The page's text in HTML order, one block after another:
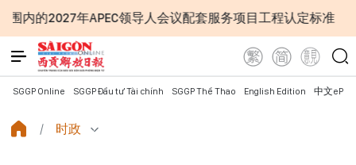
议配套服务项目工程认定标准 越南第十六届国会第一
SGGP Online SGGP Đầu tư Tài chính SGGP Thể Thao English Edition 中文
时政